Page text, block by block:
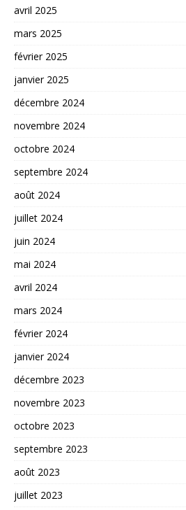
avril 2025
mars 2025
février 2025
janvier 2025
décembre 2024
novembre 2024
octobre 2024
septembre 2024
août 2024
juillet 2024
juin 2024
mai 2024
avril 2024
mars 2024
février 2024
janvier 2024
décembre 2023
novembre 2023
octobre 2023
septembre 2023
août 2023
juillet 2023